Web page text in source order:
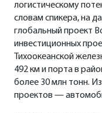
логистическому
словам спикера, на
глобальный проект
инвестиционных
Тихоокеанской
492 км и порта в
более 30 млн тонн.
проектов —